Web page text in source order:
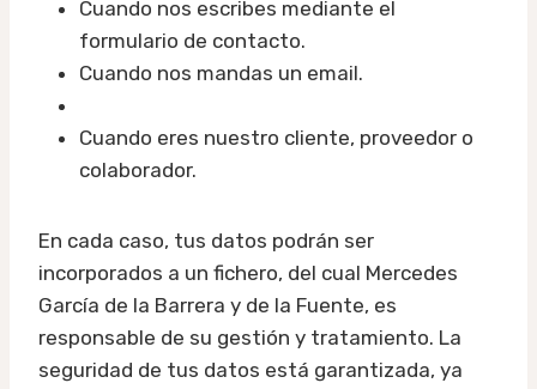
Cuando nos escribes mediante el
formulario de contacto.
Cuando nos mandas un email.
Cuando eres nuestro cliente, proveedor o
colaborador.
En cada caso, tus datos podrán ser
incorporados a un fichero, del cual Mercedes
García de la Barrera y de la Fuente, es
responsable de su gestión y tratamiento. La
seguridad de tus datos está garantizada, ya